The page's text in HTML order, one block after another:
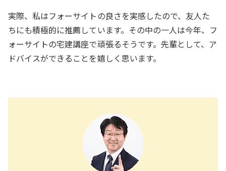
実際、私はフォーサイトの良さを実感したので、友人た
ちにも積極的に推薦しています。その中の一人は今年、フ
ォーサイトの宅建講座で頑張るそうです。先輩として、ア
ドバイスができることを嬉しく思います。